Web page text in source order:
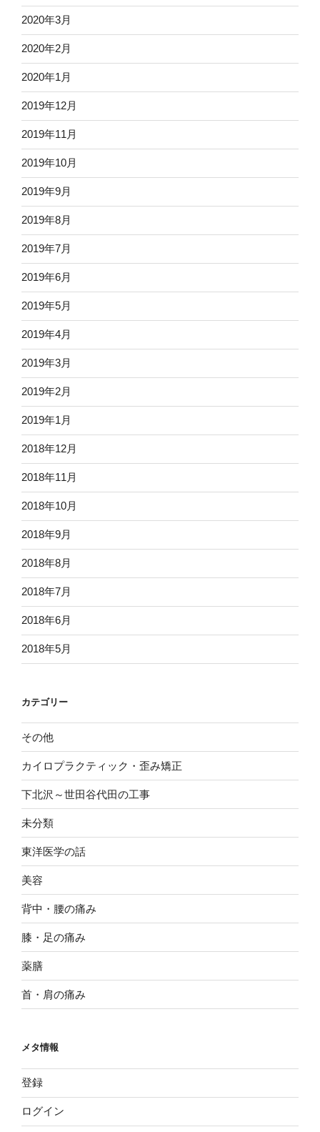
2020年3月
2020年2月
2020年1月
2019年12月
2019年11月
2019年10月
2019年9月
2019年8月
2019年7月
2019年6月
2019年5月
2019年4月
2019年3月
2019年2月
2019年1月
2018年12月
2018年11月
2018年10月
2018年9月
2018年8月
2018年7月
2018年6月
2018年5月
カテゴリー
その他
カイロプラクティック・歪み矯正
下北沢～世田谷代田の工事
未分類
東洋医学の話
美容
背中・腰の痛み
膝・足の痛み
薬膳
首・肩の痛み
メタ情報
登録
ログイン